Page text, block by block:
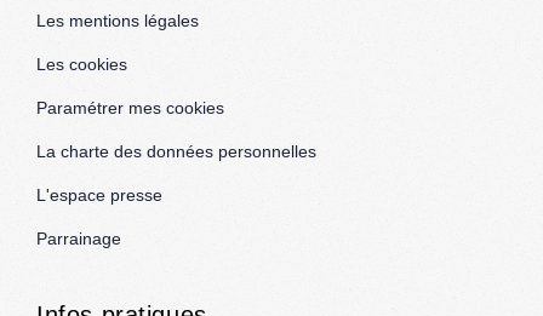
Les mentions légales
Les cookies
Paramétrer mes cookies
La charte des données personnelles
L'espace presse
Parrainage